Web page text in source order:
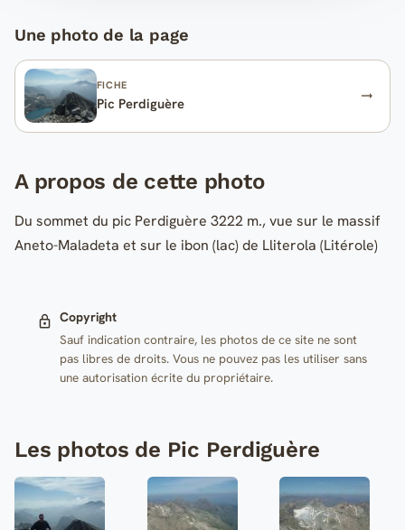
Une photo de la page
FICHE
Pic Perdiguère
A propos de cette photo
Du sommet du pic Perdiguère 3222 m., vue sur le massif
Aneto-Maladeta et sur le ibon (lac) de Lliterola (Litérole)
Copyright
Sauf indication contraire, les photos de ce site ne sont
pas libres de droits. Vous ne pouvez pas les utiliser sans
une autorisation écrite du propriétaire.
Les photos de Pic Perdiguère